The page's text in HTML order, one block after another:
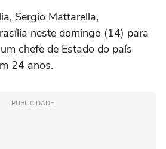
Sergio Mattarella,
neste domingo (14) para
chefe de Estado do país
24 anos.
PUBLICIDADE